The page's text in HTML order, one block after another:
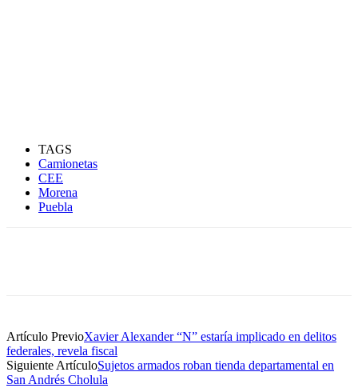
TAGS
Camionetas
CEE
Morena
Puebla
Artículo PrevioXavier Alexander “N” estaría implicado en delitos
federales, revela fiscal
Siguiente ArtículoSujetos armados roban tienda departamental en
San Andrés Cholula